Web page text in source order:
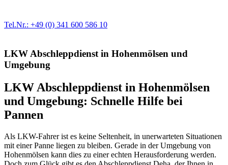
Tel.Nr.: +49 (0) 341 600 586 10
LKW Abschleppdienst in Hohenmölsen und
Umgebung
LKW Abschleppdienst in Hohenmölsen
und Umgebung: Schnelle Hilfe bei
Pannen
Als LKW-Fahrer ist es keine Seltenheit, in unerwarteten Situationen
mit einer Panne liegen zu bleiben. Gerade in der Umgebung von
Hohenmölsen kann dies zu einer echten Herausforderung werden.